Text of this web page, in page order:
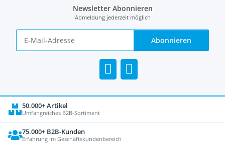
Newsletter Abonnieren
Abmeldung jederzeit möglich
Abonnieren
50.000+ Artikel
Umfangreiches B2B-Sortiment
75.000+ B2B-Kunden
Erfahrung im Geschäftskundenbereich